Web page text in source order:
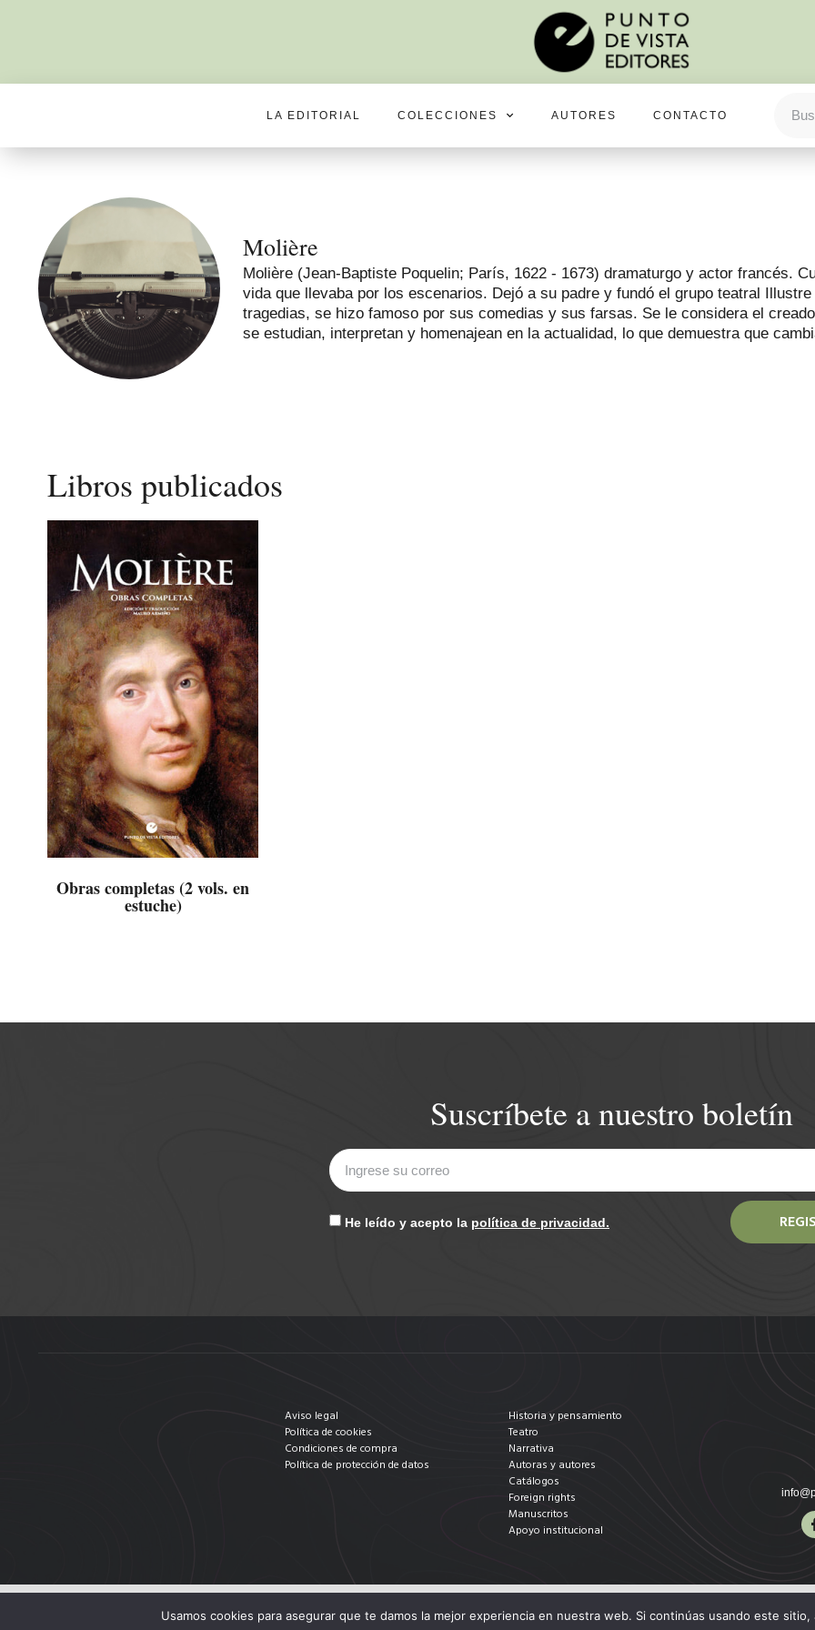
LA EDITORIAL COLECCIONES AUTORES CONTACTO
Molière
Molière (Jean-Baptiste Poquelin; París, 1622 - 1673) dramaturgo y actor francés.
vida que llevaba por los escenarios. Dejó a su padre y fundó el grupo teatral
tragedias, se hizo famoso por sus comedias y sus farsas. Se le considera el
se estudian, interpretan y homenajean en la actualidad, lo que demuestra que
Libros publicados
Obras completas (2 vols. en
estuche)
Suscríbete a nuestro boletín
He leído y acepto la política de privacidad.
Aviso legal
Política de cookies
Condiciones de compra
Política de protección de datos
Historia y pensamiento
Teatro
Narrativa
Autoras y autores
Catálogos
Foreign rights
Manuscritos
Apoyo institucional
Usamos cookies para asegurar que te damos la mejor experiencia en nuestra web. Si continúas usando este